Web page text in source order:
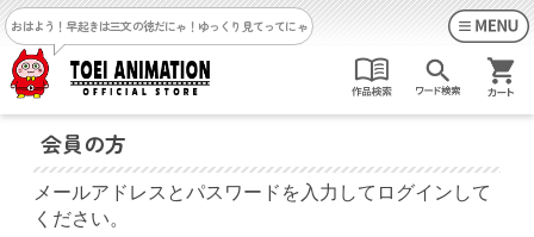
おはよう！早起きは三文の徳だにゃ！ ゆっくり見てってにゃ
会員の方
メールアドレスとパスワードを入力してログインして
ください。